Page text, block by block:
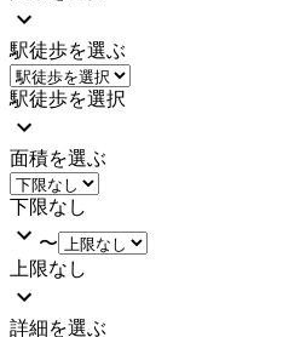
駅徒歩を選ぶ
駅徒歩を選択
面積を選ぶ
下限なし
〜
上限なし
詳細を選ぶ